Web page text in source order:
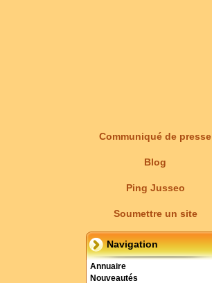
Communiqué de presse
Blog
Ping Jusseo
Soumettre un site
Navigation
Annuaire
Nouveautés